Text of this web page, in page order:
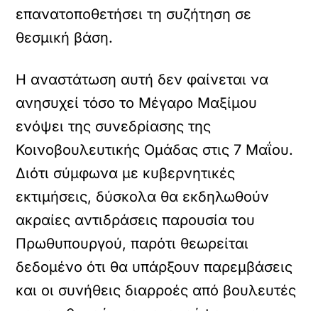
επανατοποθετήσει τη συζήτηση σε
θεσμική βάση.
Η αναστάτωση αυτή δεν φαίνεται να
ανησυχεί τόσο το Μέγαρο Μαξίμου
ενόψει της συνεδρίασης της
Κοινοβουλευτικής Ομάδας στις 7 Μαΐου.
Διότι σύμφωνα με κυβερνητικές
εκτιμήσεις, δύσκολα θα εκδηλωθούν
ακραίες αντιδράσεις παρουσία του
Πρωθυπουργού, παρότι θεωρείται
δεδομένο ότι θα υπάρξουν παρεμβάσεις
και οι συνήθεις διαρροές από βουλευτές